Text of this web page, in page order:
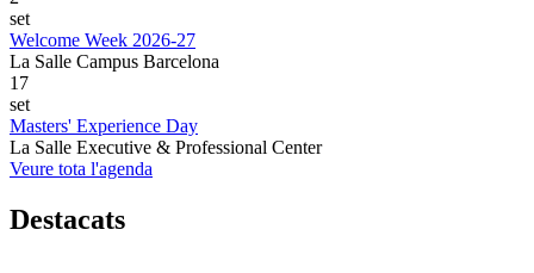
set
Welcome Week 2026-27
La Salle Campus Barcelona
17
set
Masters' Experience Day
La Salle Executive & Professional Center
Veure tota l'agenda
Destacats